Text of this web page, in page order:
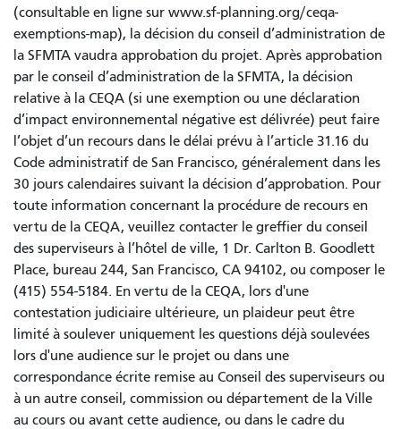
(consultable en ligne sur www.sf-planning.org/ceqa-
exemptions-map), la décision du conseil d’administration de
la SFMTA vaudra approbation du projet. Après approbation
par le conseil d’administration de la SFMTA, la décision
relative à la CEQA (si une exemption ou une déclaration
d’impact environnemental négative est délivrée) peut faire
l’objet d’un recours dans le délai prévu à l’article 31.16 du
Code administratif de San Francisco, généralement dans les
30 jours calendaires suivant la décision d’approbation. Pour
toute information concernant la procédure de recours en
vertu de la CEQA, veuillez contacter le greffier du conseil
des superviseurs à l’hôtel de ville, 1 Dr. Carlton B. Goodlett
Place, bureau 244, San Francisco, CA 94102, ou composer le
(415) 554-5184. En vertu de la CEQA, lors d'une
contestation judiciaire ultérieure, un plaideur peut être
limité à soulever uniquement les questions déjà soulevées
lors d'une audience sur le projet ou dans une
correspondance écrite remise au Conseil des superviseurs ou
à un autre conseil, commission ou département de la Ville
au cours ou avant cette audience, ou dans le cadre du